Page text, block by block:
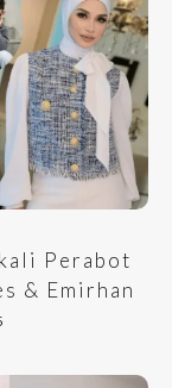
Perabot
& Emirhan